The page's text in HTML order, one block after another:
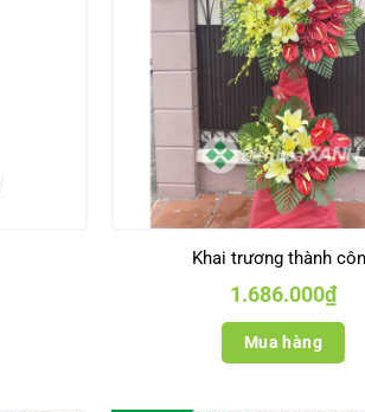
Khai trương thành
1.686.000₫
Mua hàng